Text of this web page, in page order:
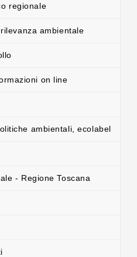
regionale
ambientale
on line
ambientali, ecolabel
- Regione Toscana